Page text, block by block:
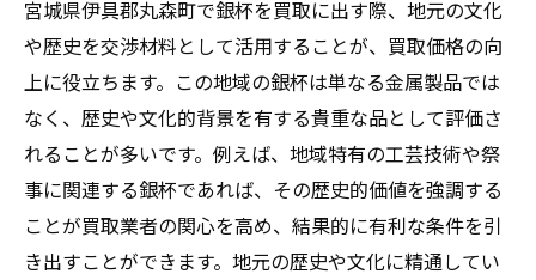
宮城県伊具郡丸森町で銀杯を買取に出す際、地元の文化
や歴史を交渉材料として活用することが、買取価格の向
上に役立ちます。この地域の銀杯は単なる金属製品では
なく、歴史や文化的背景を有する貴重な品として評価さ
れることが多いです。例えば、地域特有の工芸技術や祭
事に関連する銀杯であれば、その歴史的価値を強調する
ことが買取業者の関心を高め、結果的に有利な条件を引
き出すことができます。地元の歴史や文化に精通してい